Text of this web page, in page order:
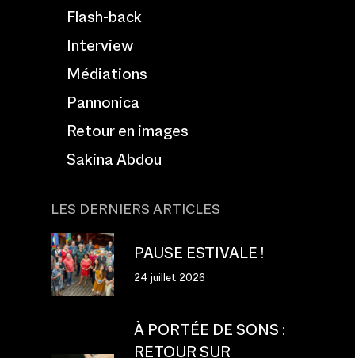
Flash-back
Interview
Médiations
Pannonica
Retour en images
Sakina Abdou
LES DERNIERS ARTICLES
PAUSE ESTIVALE !
24 juillet 2026
À PORTÉE DE SONS :
RETOUR SUR